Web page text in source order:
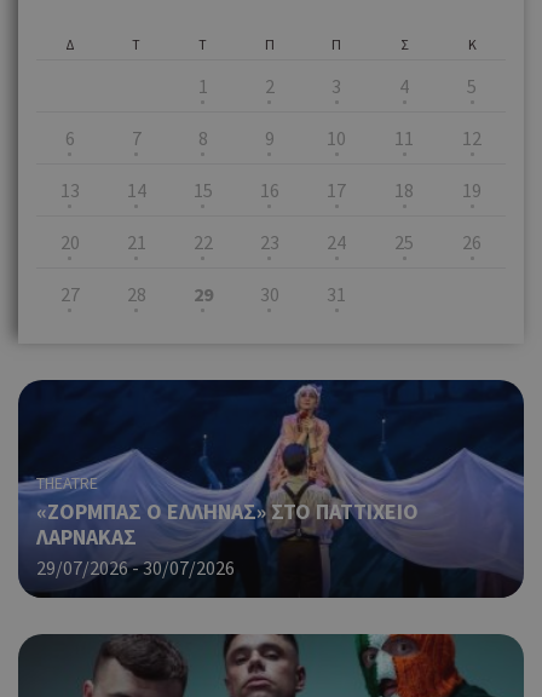
Δ Τ Τ
1
Π
2
Π
3
Σ
4
Κ
5
6 7 8 9 10 11 12
13 14 15 16 17 18 19
20 21 22 23 24 25 26
27 28 29 30 31
THEATRE
«ΖΟΡΜΠΑΣ Ο ΕΛΛΗΝΑΣ» ΣΤΟ ΠΑΤΤΙΧΕΙΟ
ΛΑΡΝΑΚΑΣ
29/07/2026 - 30/07/2026